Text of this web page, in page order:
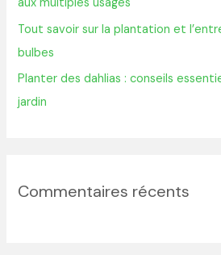
:
Tout savoir sur la plantation et
bulbes
Planter des dahlias : conseils
jardin
Commentaires récents